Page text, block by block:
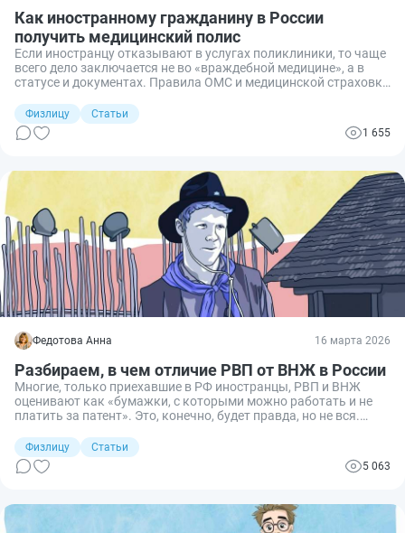
Как иностранному гражданину в России
получить медицинский полис
Если иностранцу отказывают в услугах поликлиники, то чаще
всего дело заключается не во «враждебной медицине», а в
статусе и документах. Правила ОМС и медицинской страховки
даже работодатели. Разбираю, кому положен полис ОМС,
когда нужен только ДМС и как всё это оформить на практике.
Физлицу
Статьи
1 655
Федотова Анна 16 марта 2026
Разбираем, в чем отличие РВП от ВНЖ в России
Многие, только приехавшие в РФ иностранцы, РВП и ВНЖ
оценивают как «бумажки, с которыми можно работать и не
платить за патент». Это, конечно, будет правда, но не вся.
непонятными буквами и чем один статус отличается от
другого.
Физлицу
Статьи
5 063